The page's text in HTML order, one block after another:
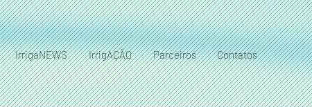
IrrigaNEWS IrrigAÇÃO Parceiros Contatos